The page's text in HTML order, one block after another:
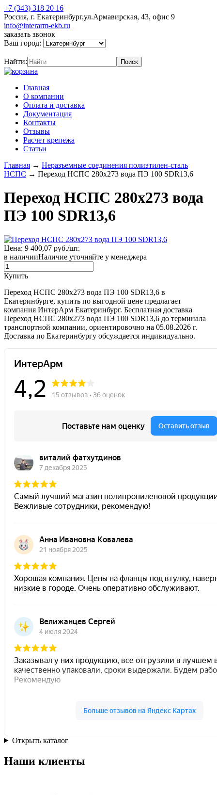
+7 (343) 318 20 16
Россия, г. Екатеринбург,ул.Армавирская, 43, офис 9
info@interarm-ekb.ru
заказать звонок
Ваш город:
Найти:
Главная
О компании
Оплата и доставка
Документация
Контакты
Отзывы
Расчет крепежа
Статьи
Главная → Неразъемные соединения полиэтилен-сталь
НСПС → Переход НСПС 280х273 вода ПЭ 100 SDR13,6
Переход НСПС 280х273 вода
ПЭ 100 SDR13,6
Цена: 9 400,07 руб./шт.
в наличииНаличие уточняйте у менеджера
Купить
Переход НСПС 280х273 вода ПЭ 100 SDR13,6 в
Екатеринбурге, купить по выгодной цене предлагает
компания ИнтерАрм Екатеринбург. Бесплатная доставка
Переход НСПС 280х273 вода ПЭ 100 SDR13,6 до терминала
транспортной компании, ориентировочно на 05.08.2026 г.
Доставка по Екатеринбургу обсуждается индивидуально.
Открыть каталог
Наши клиенты